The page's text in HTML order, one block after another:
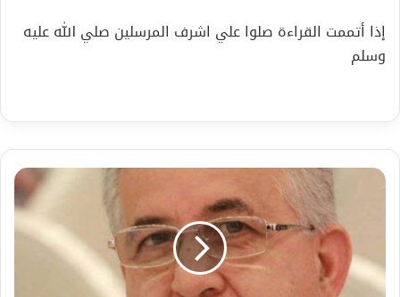
إذا أتممت القراءة صلوا علي اشرف المرسلين صلي الله عليه
وسلم
الرد
الايراني،،ما
الرسائل؟